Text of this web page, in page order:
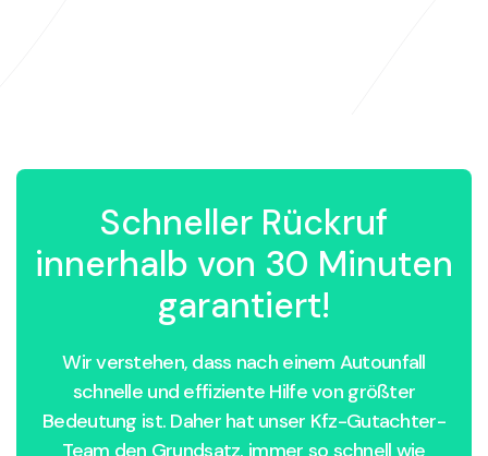
Schneller Rückruf
innerhalb von 30 Minuten
garantiert!
Wir verstehen, dass nach einem Autounfall
schnelle und effiziente Hilfe von größter
Bedeutung ist. Daher hat unser Kfz-Gutachter-